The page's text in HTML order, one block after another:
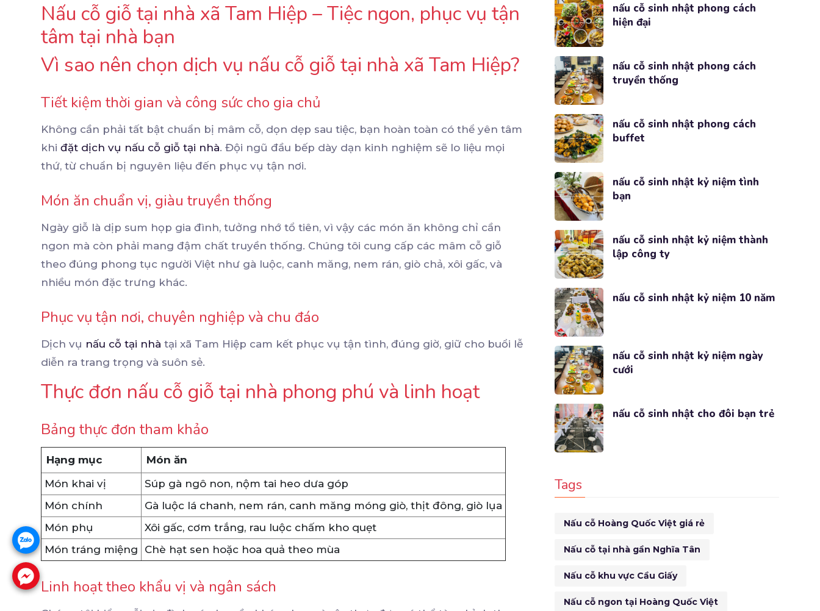
Nấu cỗ giỗ tại nhà xã Tam Hiệp – Tiệc ngon, phục vụ tận
tâm tại nhà bạn
Vì sao nên chọn dịch vụ nấu cỗ giỗ tại nhà xã Tam Hiệp?
Tiết kiệm thời gian và công sức cho gia chủ
Không cần phải tất bật chuẩn bị mâm cỗ, dọn dẹp sau tiệc, bạn hoàn toàn có thể yên tâm
khi đặt dịch vụ nấu cỗ giỗ tại nhà. Đội ngũ đầu bếp dày dạn kinh nghiệm sẽ lo liệu mọi
thứ, từ chuẩn bị nguyên liệu đến phục vụ tận nơi.
Món ăn chuẩn vị, giàu truyền thống
Ngày giỗ là dịp sum họp gia đình, tưởng nhớ tổ tiên, vì vậy các món ăn không chỉ cần
ngon mà còn phải mang đậm chất truyền thống. Chúng tôi cung cấp các mâm cỗ giỗ
theo đúng phong tục người Việt như gà luộc, canh măng, nem rán, giò chả, xôi gấc, và
nhiều món đặc trưng khác.
Phục vụ tận nơi, chuyên nghiệp và chu đáo
Dịch vụ nấu cỗ tại nhà tại xã Tam Hiệp cam kết phục vụ tận tình, đúng giờ, giữ cho buổi lễ
diễn ra trang trọng và suôn sẻ.
Thực đơn nấu cỗ giỗ tại nhà phong phú và linh hoạt
Bảng thực đơn tham khảo
Hạng mục
Món ăn
Món khai vị
Súp gà ngô non, nộm tai heo dưa góp
Món chính
Gà luộc lá chanh, nem rán, canh măng móng giò, thịt đông, giò lụa
Món phụ
Xôi gấc, cơm trắng, rau luộc chấm kho quẹt
Món tráng miệng
Chè hạt sen hoặc hoa quả theo mùa
Linh hoạt theo khẩu vị và ngân sách
nấu cỗ sinh nhật phong cách
hiện đại
nấu cỗ sinh nhật phong cách
truyền thống
nấu cỗ sinh nhật phong cách
buffet
nấu cỗ sinh nhật kỷ niệm tình
bạn
nấu cỗ sinh nhật kỷ niệm thành
lập công ty
nấu cỗ sinh nhật kỷ niệm 10 năm
nấu cỗ sinh nhật kỷ niệm ngày
cưới
nấu cỗ sinh nhật cho đôi bạn trẻ
Tags
Nấu cỗ Hoàng Quốc Việt giá rẻ
Nấu cỗ tại nhà gần Nghĩa Tân
Nấu cỗ khu vực Cầu Giấy
Nấu cỗ ngon tại Hoàng Quốc Việt